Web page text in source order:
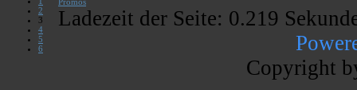
2
3
4
5
6
Promos
Ladezeit der Seite: 0.219
Copyright